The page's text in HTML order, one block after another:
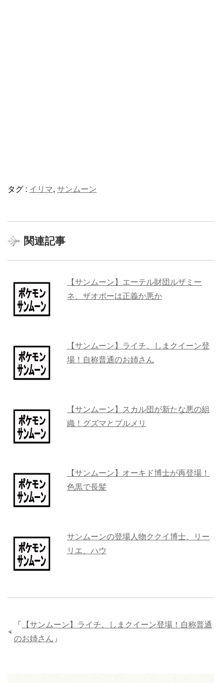
タグ : イリマ, サンムーン
関連記事
【サンムーン】エーテル財団ルザミー
ネ、ザオボーは正義か悪か
【サンムーン】ライチ、しまクイーン登
場！自称普通のお姉さん
【サンムーン】スカル団が新たな悪の組
織！グズマとプルメリ
【サンムーン】オーキド博士が再登場！
色黒で長髪
サンムーンの登場人物ククイ博士、リー
リエ、ハウ
「
【サンムーン】ライチ、しまクイーン登場！自称普通
のお姉さん 」